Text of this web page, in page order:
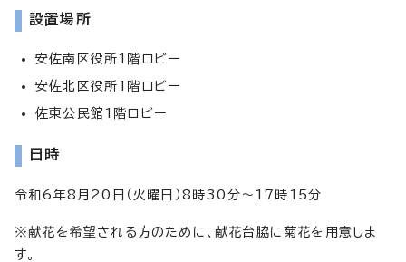
設置場所
安佐南区役所1階ロビー
安佐北区役所1階ロビー
佐東公民館1階ロビー
日時
令和6年8月20日（火曜日）8時30分～17時15分
※献花を希望される方のために、献花台脇に菊花を用意しま
す。